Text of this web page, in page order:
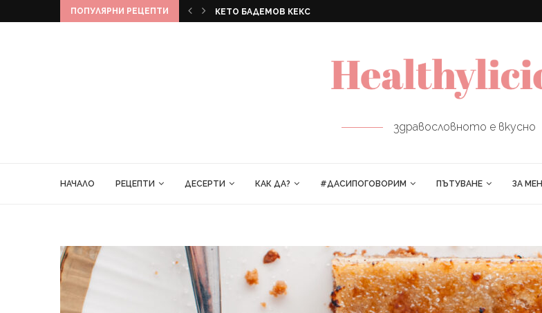
ПОПУЛЯРНИ РЕЦЕПТИ БАНАНОВ ХЛЯБ
здравословното е вкусно
НАЧАЛО РЕЦЕПТИ ДЕСЕРТИ КАК ДА? #ДАСИПОГОВОРИМ ПЪТУВАНЕ ЗА МЕН